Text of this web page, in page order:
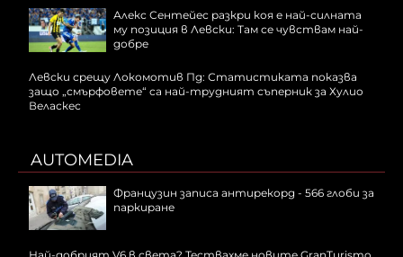
Алекс Сентейес разкри коя е най-силната
му позиция в Левски: Там се чувствам най-
добре
Левски срещу Локомотив Пд: Статистиката показва
защо „смърфовете“ са най-трудният съперник за Хулио
Веласкес
AUTOMEDIA
Французин записа антирекорд - 566 глоби за
паркиране